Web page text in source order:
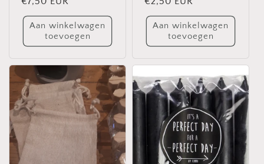
prijs
Aan winkelwagen
toevoegen
prijs
Aan winkelwagen
toevoegen